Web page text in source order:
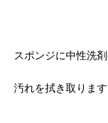
スポンジに中性洗
汚れを拭き取ります